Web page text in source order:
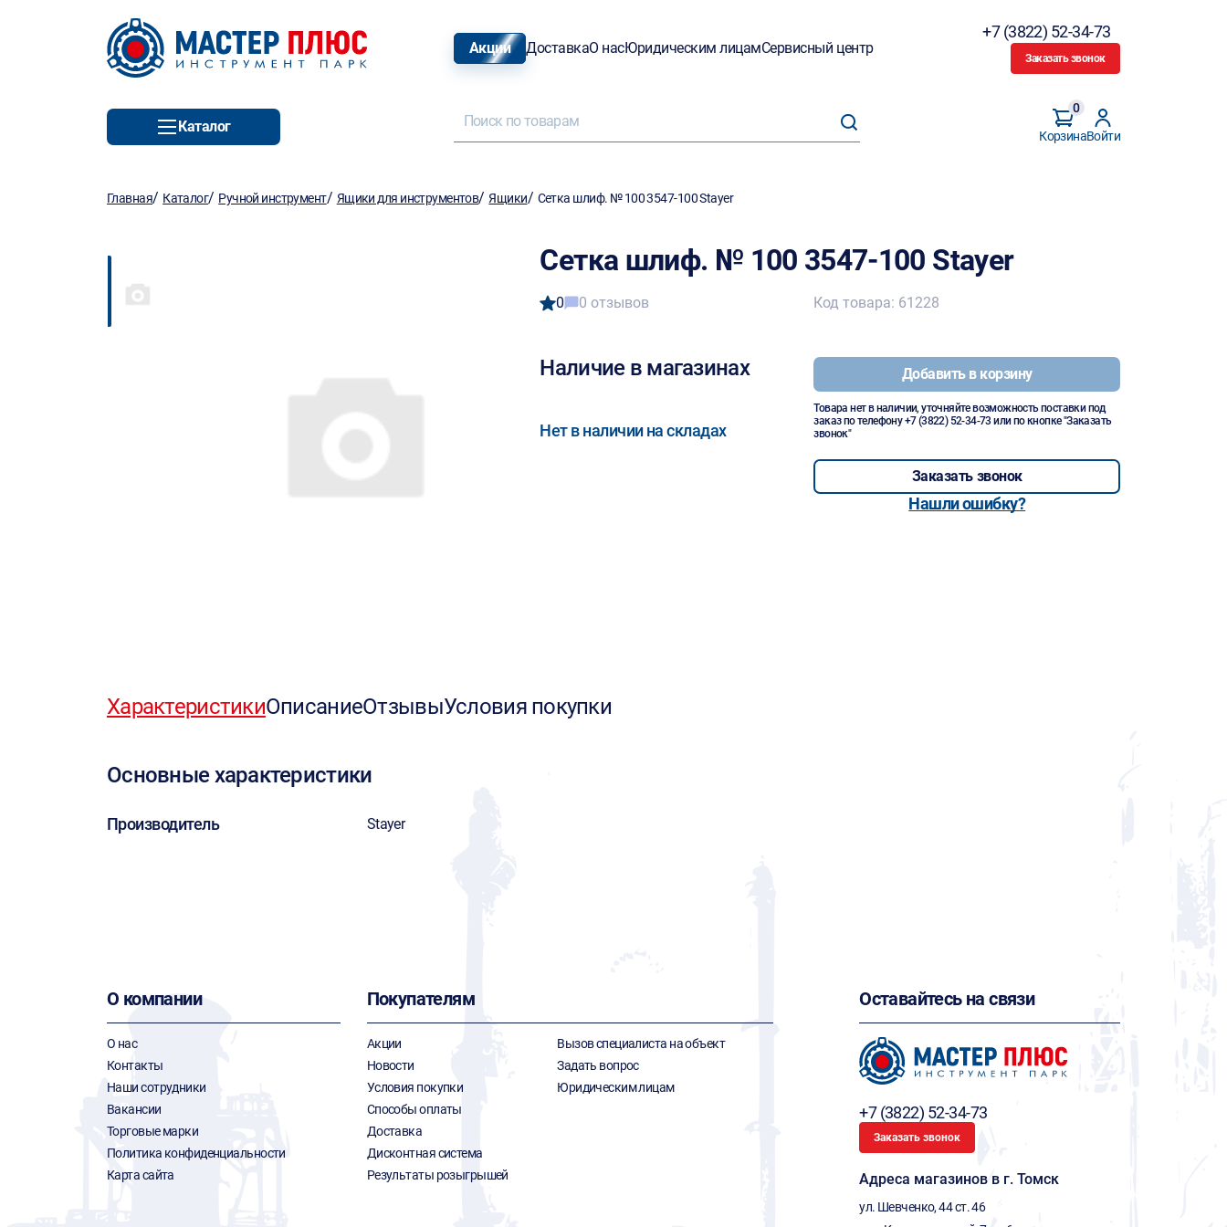
Акции ДоставкаО насЮридическим лицамСервисный центр
+7 (3822) 52-34-73
Заказать звонок
Каталог
Корзина
0
Войти
Главная/ Каталог/ Ручной инструмент/ Ящики для инструментов/Ящики/ Сетка шлиф. № 100 3547-100 Stayer
Сетка шлиф. № 100 3547-100 Stayer
0 0 отзывов
Наличие в магазинах
Нет в наличии на складах
Код товара: 61228
Добавить в корзину
Товара нет в наличии, уточняйте возможность поставки под
заказ по телефону+7 (3822) 52-34-73 или по кнопке "Заказать
звонок"
Заказать звонок
Нашли ошибку?
ХарактеристикиОписаниеОтзывыУсловия покупки
Основные характеристики
Производитель Stayer
О компании
О нас
Контакты
Наши сотрудники
Вакансии
Торговые марки
Политика конфиденциальности
Карта сайта
Покупателям
Акции
Новости
Условия покупки
Способы оплаты
Доставка
Дисконтная система
Результаты розыгрышей
Вызов специалиста на объект
Задать вопрос
Юридическим лицам
Оставайтесь на связи
+7 (3822) 52-34-73
Заказать звонок
Адреса магазинов в г. Томск
ул. Шевченко, 44 ст. 46